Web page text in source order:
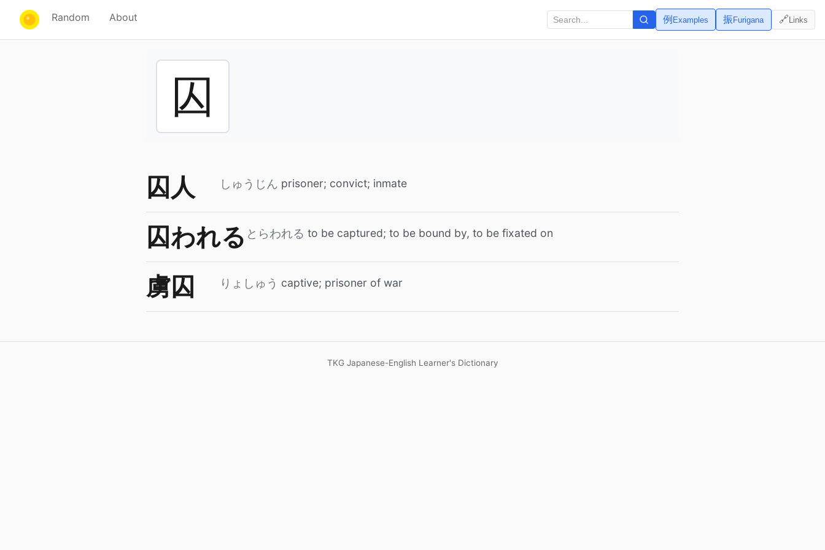
Random About 例 Examples 振Furigana 🔗Links
囚
囚人 しゅうじん prisoner; convict; inmate
囚われる とらわれる to be captured; to be bound by, to be fixated on
虜囚 りょしゅう captive; prisoner of war
TKG Japanese-English Learner's Dictionary